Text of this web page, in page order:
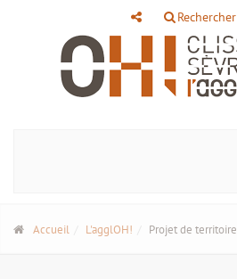
Rechercher
Accueil L'agglOH! Projet de territoire
Panneau de gestion des cookies